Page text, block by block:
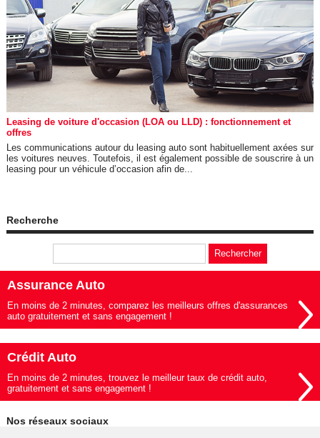
Leasing de voiture d'occasion (LOA ou LLD) : fonctionnement et
offres
Les communications autour du leasing auto sont habituellement axées sur
les voitures neuves. Toutefois, il est également possible de souscrire à un
leasing pour un véhicule d’occasion afin de...
Recherche
Assurance Auto
En moins de 2 minutes, comparez les meilleurs offres d'assurances
auto gratuitement et sans engagement !
Crédit Auto
En moins de 2 minutes, trouvez le meilleur taux de crédit auto,
gratuitement et sans engagement !
Nos réseaux sociaux